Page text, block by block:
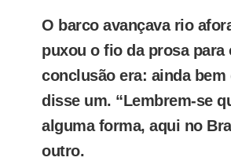
O barco avançava rio
puxou o fio da prosa
conclusão era: ainda
disse um. “Lembrem-se
alguma forma, aqui no
outro.